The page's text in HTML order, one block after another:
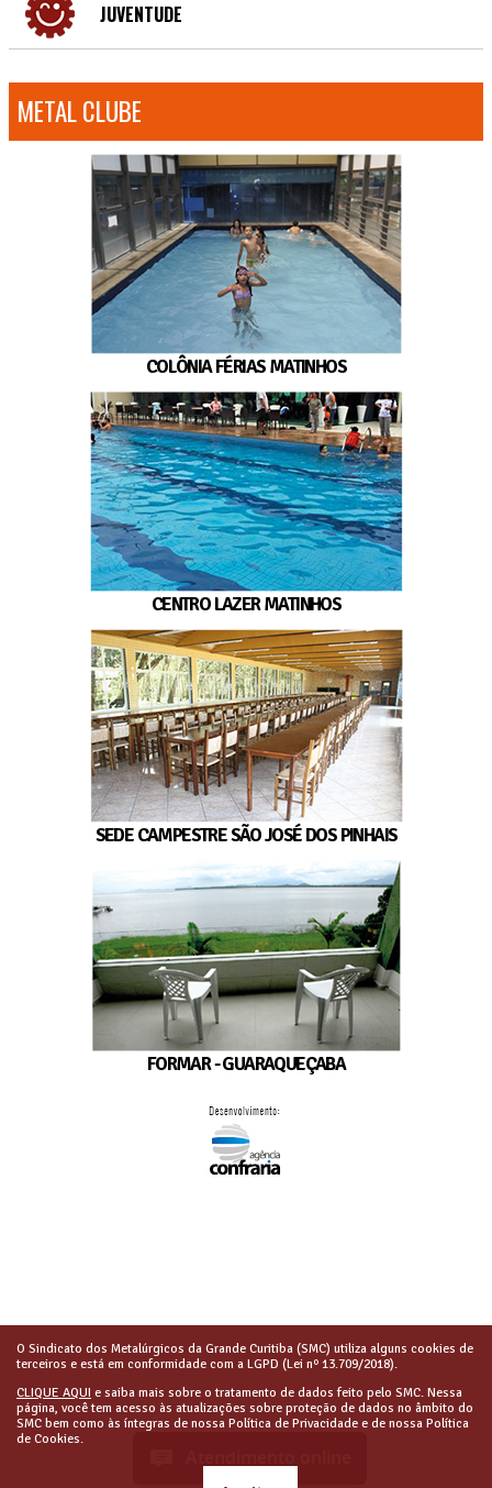
JUVENTUDE
METAL CLUBE
COLÔNIA FÉRIAS MATINHOS
CENTRO LAZER MATINHOS
SEDE CAMPESTRE SÃO JOSÉ DOS PINHAIS
FORMAR - GUARAQUEÇABA
O Sindicato dos Metalúrgicos da Grande Curitiba (SMC) utiliza alguns cookies de
terceiros e está em conformidade com a LGPD (Lei nº 13.709/2018).
CLIQUE AQUI e saiba mais sobre o tratamento de dados feito pelo SMC. Nessa
página, você tem acesso às atualizações sobre proteção de dados no âmbito do
SMC bem como às íntegras de nossa Política de Privacidade e de nossa Política
de Cookies.